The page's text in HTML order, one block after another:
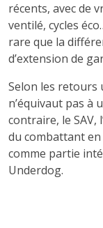
récents, avec de
ventilé, cycles
rare que la
d’extension de
Selon les retours
n’équivaut pas à
contraire, le SAV,
du combattant
comme partie
Underdog.